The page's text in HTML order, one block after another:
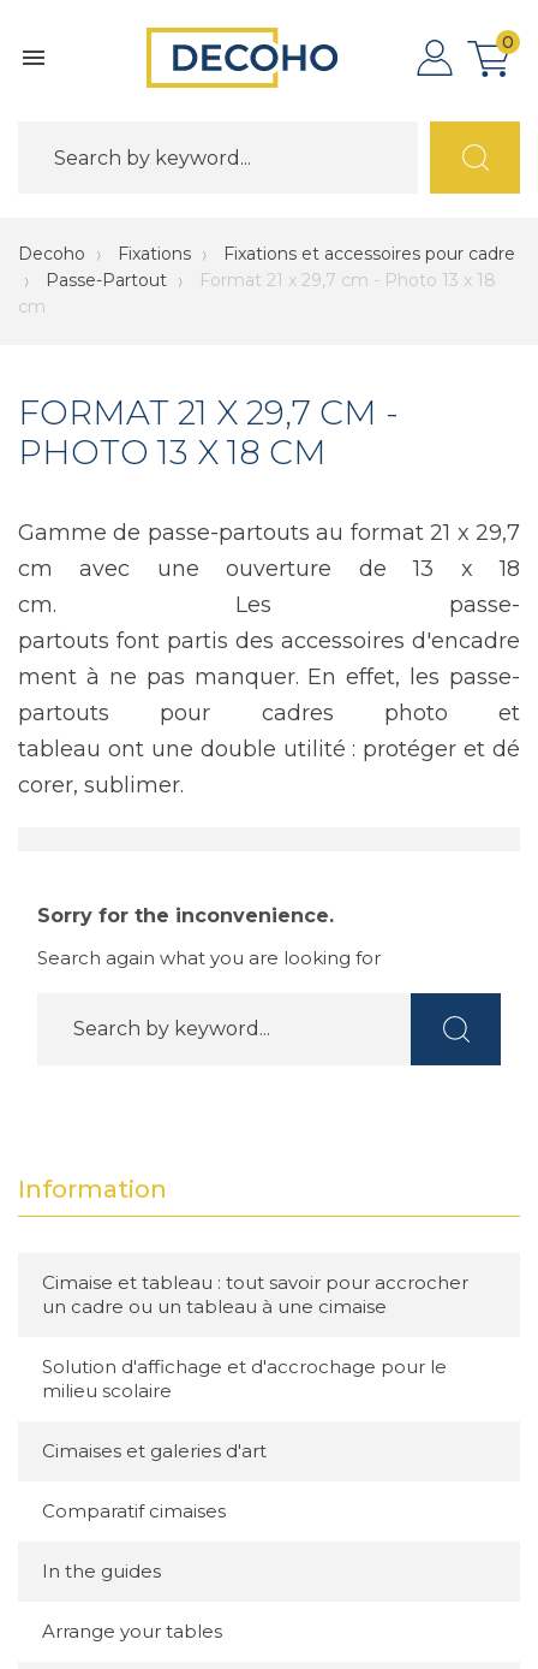

0
Decoho Fixations
Fixations et accessoires pour cadre
Passe-Partout
Format 21 x 29,7 cm - Photo 13 x 18
cm
Information
Cimaise et tableau : tout savoir pour accrocher
un cadre ou un tableau à une cimaise
Solution d'affichage et d'accrochage pour le
milieu scolaire
Cimaises et galeries d'art
Comparatif cimaises
In the guides
Arrange your tables
FORMAT 21 X 29,7 CM -
PHOTO 13 X 18 CM
Gamme de passe-partouts au format 21 x 29,7
cm avec une ouverture de 13 x 18
cm. Les passe-
partouts font partis des accessoires d'encadre
ment à ne pas manquer. En effet, les passe-
partouts pour cadres photo et
tableau ont une double utilité : protéger et dé
corer, sublimer.
Sorry for the inconvenience.
Search again what you are looking for